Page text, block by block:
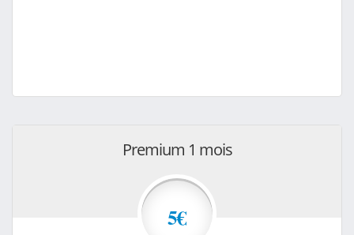
Premium 1 mois
5€